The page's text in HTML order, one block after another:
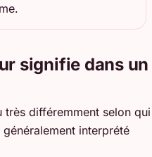
signifie dans un
très différemment selon qui
interprété